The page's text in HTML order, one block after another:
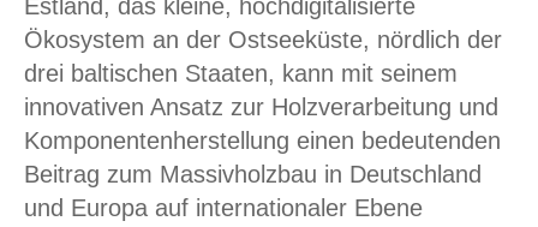
Estland, das kleine, hochdigitalisierte
Ökosystem an der Ostseeküste, nördlich der
drei baltischen Staaten, kann mit seinem
innovativen Ansatz zur Holzverarbeitung und
Komponentenherstellung einen bedeutenden
Beitrag zum Massivholzbau in Deutschland
und Europa auf internationaler Ebene